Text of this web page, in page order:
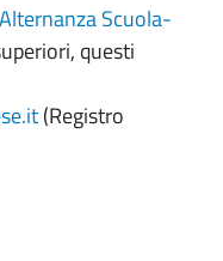
Alternanza Scuola-
questi
(Registro